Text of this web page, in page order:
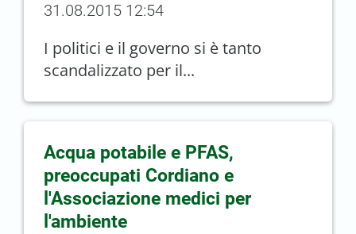
31.08.2015 12:54
I politici e il governo si è tanto
scandalizzato per il...
Acqua potabile e PFAS,
preoccupati Cordiano e
l'Associazione medici per
l'ambiente